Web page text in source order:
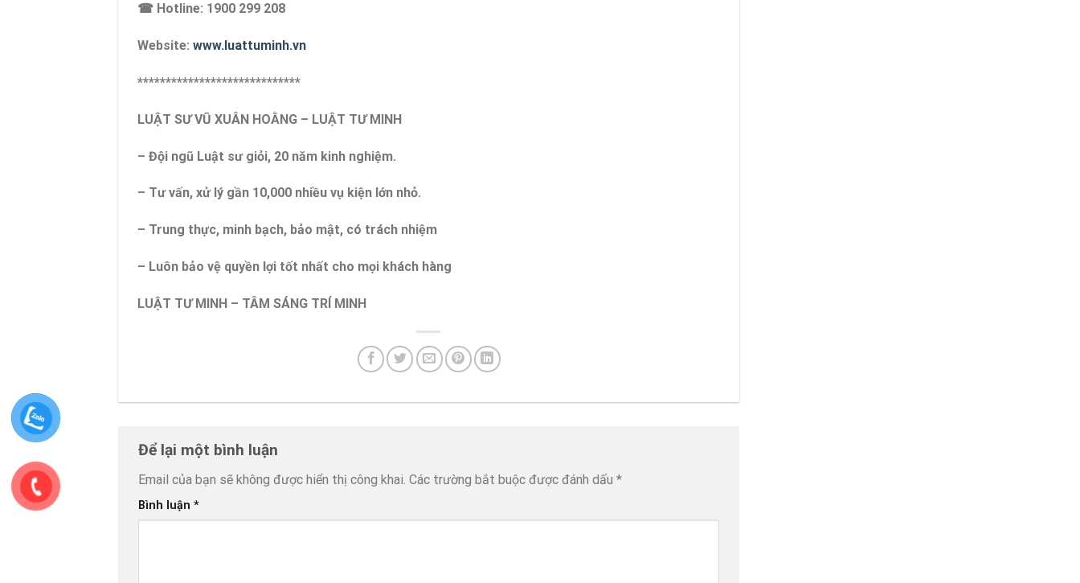
☎ Hotline: 1900 299 208
Website: www.luattuminh.vn
*****************************
LUẬT SƯ VŨ XUÂN HOẰNG – LUẬT TƯ MINH
– Đội ngũ Luật sư giỏi, 20 năm kinh nghiệm.
– Tư vấn, xử lý gần 10,000 nhiều vụ kiện lớn nhỏ.
– Trung thực, minh bạch, bảo mật, có trách nhiệm
– Luôn bảo vệ quyền lợi tốt nhất cho mọi khách hàng
LUẬT TƯ MINH – TÂM SÁNG TRÍ MINH
Để lại một bình luận
Email của bạn sẽ không được hiển thị công khai. Các trường bắt buộc được đánh dấu *
Bình luận *